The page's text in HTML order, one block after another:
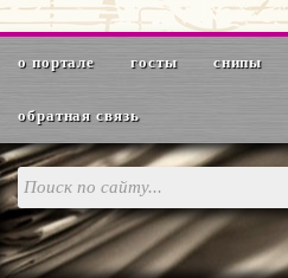
о портале госты снипы
обратная связь